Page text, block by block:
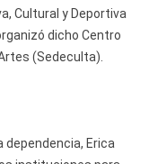
Cultural y Deportiva
dicho Centro
(Sedeculta).
Erica